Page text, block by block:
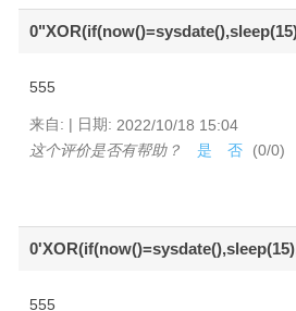
555
来自: | 日期: 2022/10/18 15:04
这个评价是否有帮助？
是 否 (0/0)
555